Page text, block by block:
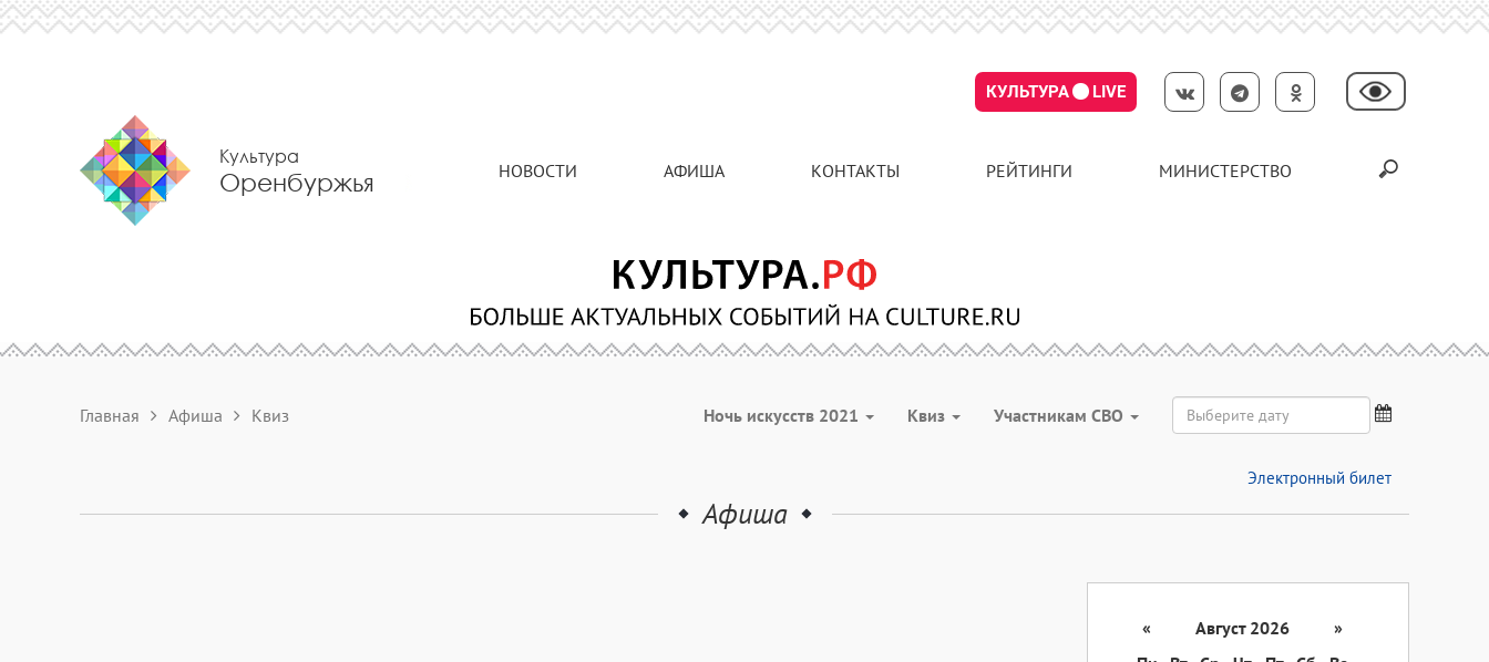
КУЛЬТУРА LIVE
Культура
Оренбуржья НОВОСТИ АФИША КОНТАКТЫ РЕЙТИНГИ МИНИСТЕРСТВО
Главная Афиша Квиз Ночь искусств 2021 Квиз Участникам СВО
Электронный билет
Афиша
« Август 2026
»